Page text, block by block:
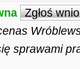
Zgłoś
sprawami